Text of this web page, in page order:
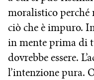
moralistico perché
ciò che è impuro.
in mente prima di
dovrebbe essere.
l’intenzione pura.